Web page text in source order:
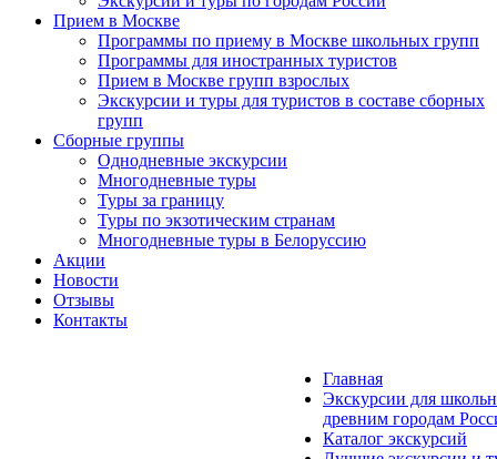
Прием в Москве
Программы по приему в Москве школьных групп
Программы для иностранных туристов
Прием в Москве групп взрослых
Экскурсии и туры для туристов в составе сборных
групп
Сборные группы
Однодневные экскурсии
Многодневные туры
Туры за границу
Туры по экзотическим странам
Многодневные туры в Белоруссию
Акции
Новости
Отзывы
Контакты
Главная
Экскурсии для
древним городам
Каталог экскурсий